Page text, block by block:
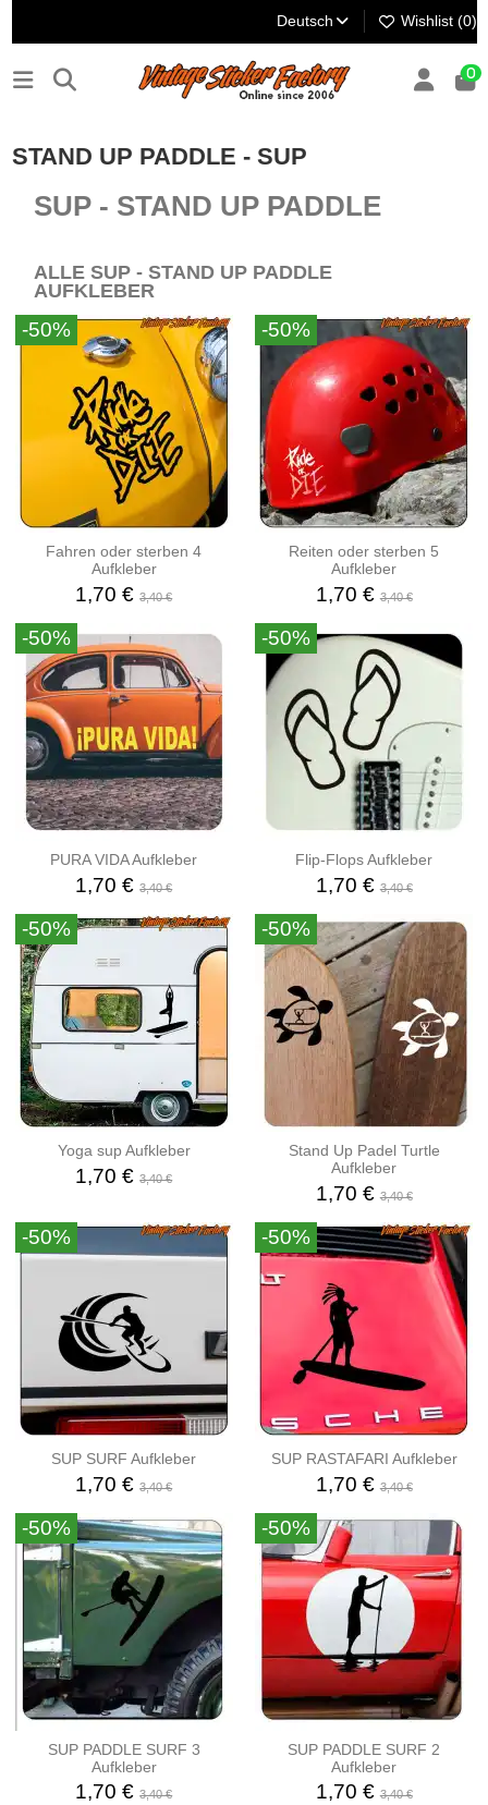
Deutsch Wishlist (0)
0
STAND UP PADDLE - SUP
SUP - STAND UP PADDLE
ALLE SUP - STAND UP PADDLE
AUFKLEBER
-50%
Fahren oder sterben 4
Aufkleber
1,70 €3,40 €
-50%
Reiten oder sterben 5
Aufkleber
1,70 €3,40 €
-50%
PURA VIDA Aufkleber
1,70 €3,40 €
-50%
Flip-Flops Aufkleber
1,70 €3,40 €
-50%
Yoga sup Aufkleber
1,70 €3,40 €
-50%
Stand Up Padel Turtle
Aufkleber
1,70 €3,40 €
-50%
SUP SURF Aufkleber
1,70 €3,40 €
-50%
SUP RASTAFARI Aufkleber
1,70 €3,40 €
-50%
SUP PADDLE SURF 3
Aufkleber
1,70 €3,40 €
-50%
SUP PADDLE SURF 2
Aufkleber
1,70 €3,40 €